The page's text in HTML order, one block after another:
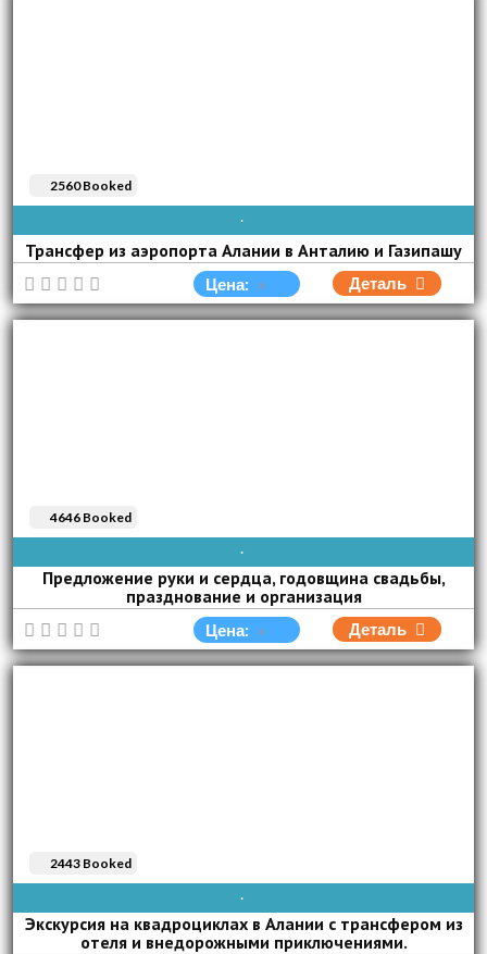
AVAIBLE EVERY DAY
Трансфер из аэропорта Алании в Анталию и Газипашу
2560 Booked
Цена: Деталь
AVAIBLE EVERY DAY
Предложение руки и сердца, годовщина свадьбы,
празднование и организация
4646 Booked
Цена: Деталь
AVAIBLE EVERY DAY
Экскурсия на квадроциклах в Алании с трансфером из
отеля и внедорожными приключениями.
2443 Booked